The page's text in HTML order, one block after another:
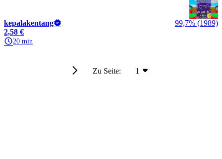
kepalakentang
99,7% (1989)
2,58 €
20 min
Zu Seite: 1